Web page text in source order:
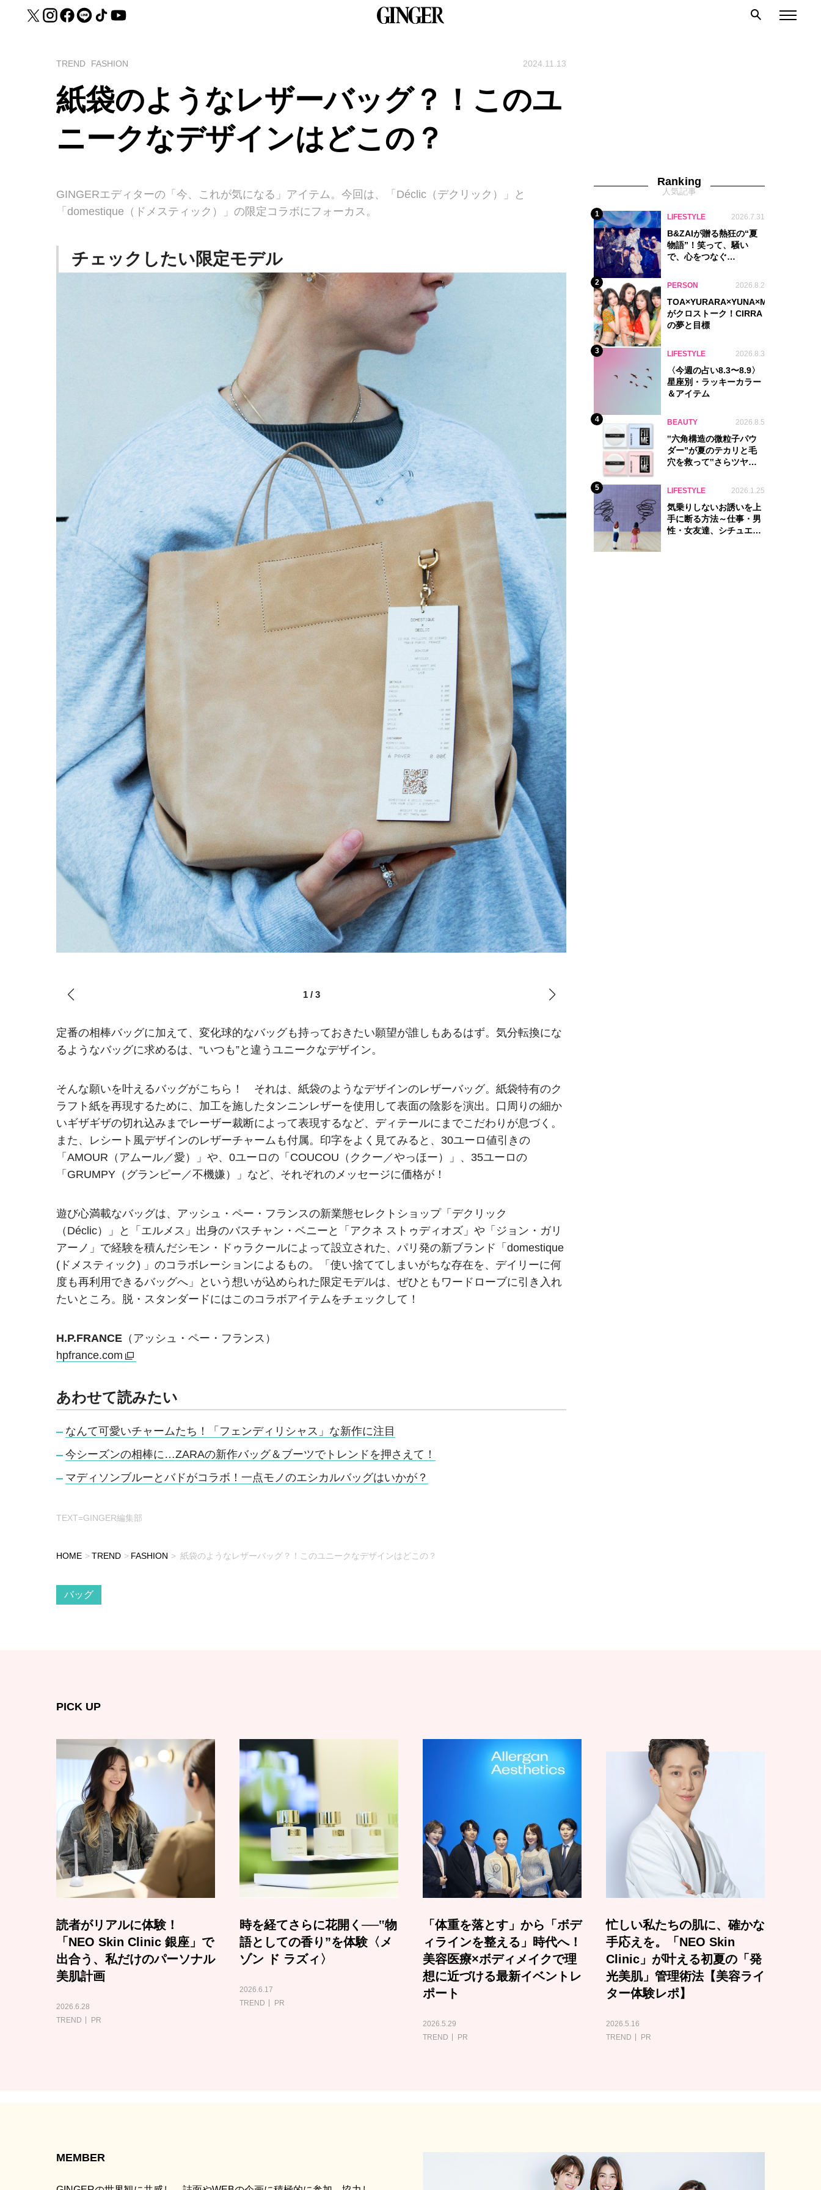
TREND FASHION 2024.11.13
紙袋のようなレザーバッグ？！このユ
ニークなデザインはどこの？
GINGERエディターの「今、これが気になる」アイテム。今回は、「Déclic（デクリック）」と
「domestique（ドメスティック）」の限定コラボにフォーカス。
チェックしたい限定モデル
1/ 3
定番の相棒バッグに加えて、変化球的なバッグも持っておきたい願望が誰しもあるはず。気分転換にな
るようなバッグに求めるは、“いつも”と違うユニークなデザイン。
そんな願いを叶えるバッグがこちら！ それは、紙袋のようなデザインのレザーバッグ。紙袋特有のク
ラフト紙を再現するために、加工を施したタンニンレザーを使用して表面の陰影を演出。口周りの細か
いギザギザの切れ込みまでレーザー裁断によって表現するなど、ディテールにまでこだわりが息づく。
また、レシート風デザインのレザーチャームも付属。印字をよく見てみると、30ユーロ値引きの
「AMOUR（アムール／愛）」や、0ユーロの「COUCOU（ククー／やっほー）」、35ユーロの
「GRUMPY（グランピー／不機嫌）」など、それぞれのメッセージに価格が！
遊び心満載なバッグは、アッシュ・ペー・フランスの新業態セレクトショップ「デクリック
（Déclic）」と「エルメス」出身のバスチャン・ベニーと「アクネ ストゥディオズ」や「ジョン・ガリ
アーノ」で経験を積んだシモン・ドゥラクールによって設立された、パリ発の新ブランド「domestique
(ドメスティック) 」のコラボレーションによるもの。「使い捨ててしまいがちな存在を、デイリーに何
度も再利用できるバッグへ」という想いが込められた限定モデルは、ぜひともワードローブに引き入れ
たいところ。脱・スタンダードにはこのコラボアイテムをチェックして！
H.P.FRANCE （アッシュ・ペー・フランス）
hpfrance.com
あわせて読みたい
なんて可愛いチャームたち！「フェンディリシャス」な新作に注目
今シーズンの相棒に…ZARAの新作バッグ＆ブーツでトレンドを押さえて！
マディソンブルーとバドがコラボ！一点モノのエシカルバッグはいかが？
TEXT=GINGER編集部
HOME TREND FASHION 紙袋のようなレザーバッグ？！このユニークなデザインはどこの？
バッグ
Ranking
人気記事
1 LIFESTYLE 2026.7.31
B&ZAIが贈る熱狂の“夏
物語”！笑って、騒い
で、心をつなぐ
2 PERSON 2026.8.2
がクロストーク！CIRRA
の夢と目標
3 LIFESTYLE 2026.8.3
〈今週の占い8.3〜8.9〉
星座別・ラッキーカラー
＆アイテム
4 BEAUTY 2026.8.5
‟六角構造の微粒子パウ
ダー”が夏のテカリと毛
穴を救って‟さらツヤ
5 LIFESTYLE 2026.1.25
気乗りしないお誘いを上
手に断る方法～仕事・男
性・女友達、シチュエー
PICK UP
読者がリアルに体験！
「NEO Skin Clinic 銀座」で
出合う、私だけのパーソナル
美肌計画
2026.6.28
TREND
PR
時を経てさらに花開く──‟物
語としての香り”を体験〈メ
ゾン ド ラズィ〉
2026.6.17
TREND
PR
「体重を落とす」から「ボデ
ィラインを整える」時代へ！
美容医療×ボディメイクで理
想に近づける最新イベントレ
ポート
2026.5.29
TREND
PR
忙しい私たちの肌に、確かな
手応えを。「NEO Skin
Clinic」が叶える初夏の「発
光美肌」管理術法【美容ライ
ター体験レポ】
2026.5.16
TREND
PR
MEMBER